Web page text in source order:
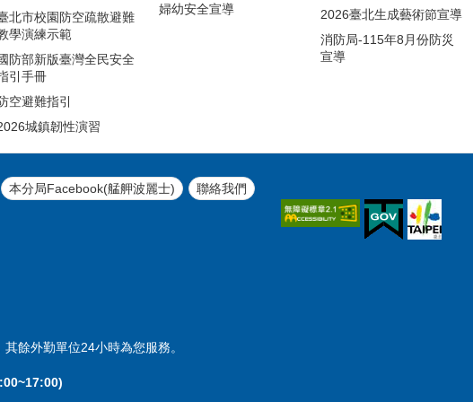
北市校園防空疏散避難
學演練示範
防部新版臺灣全民安全
引手冊
空避難指引
城鎮韌性演習
婦幼安全宣導
2026臺北生成藝術節宣導
消防局-115年8月份防災
宣導
本分局Facebook(艋舺波麗士) 聯絡我們
餘外勤單位24小時為您服務。